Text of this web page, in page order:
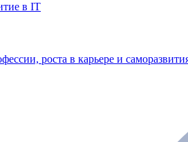
в IT
роста в карьере и